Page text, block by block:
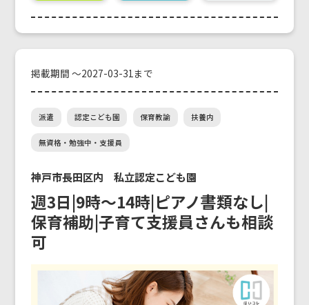
掲載期間 ～2027-03-31まで
派遣 認定こども園 保育教諭 扶養内
無資格・勉強中・支援員
神戸市長田区内 私立認定こども園
週3日|9時〜14時|ピアノ書類なし|
保育補助|子育て支援員さんも相談
可